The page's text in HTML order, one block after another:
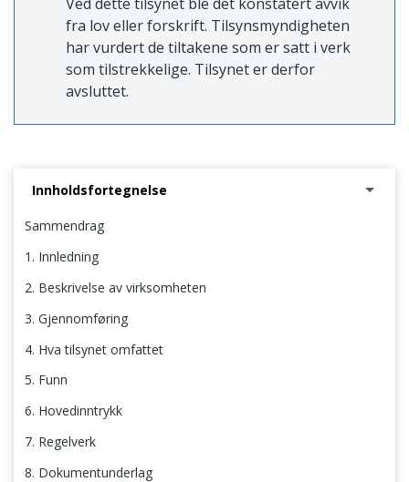
fra lov eller forskrift. Tilsynsmyndigheten
har vurdert de tiltakene som er satt i verk
som tilstrekkelige. Tilsynet er derfor
avsluttet.
Innholdsfortegnelse
Sammendrag
1. Innledning
2. Beskrivelse av virksomheten
3. Gjennomføring
4. Hva tilsynet omfattet
5. Funn
6. Hovedinntrykk
7. Regelverk
8. Dokumentunderlag